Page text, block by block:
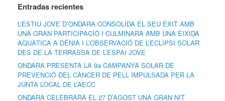
Entradas recientes
L’ESTIU JOVE D’ONDARA CONSOLIDA EL SEU ÈXIT AMB
UNA GRAN PARTICIPACIÓ I CULMINARÀ AMB UNA EIXIDA
AQUÀTICA A DÉNIA I L’OBSERVACIÓ DE L’ECLIPSI SOLAR
DES DE LA TERRASSA DE L’ESPAI JOVE
ONDARA PRESENTA LA 9a CAMPANYA SOLAR DE
PREVENCIÓ DEL CÀNCER DE PELL IMPULSADA PER LA
JUNTA LOCAL DE L’AECC
ONDARA CELEBRARÀ EL 27 D’AGOST UNA GRAN NIT